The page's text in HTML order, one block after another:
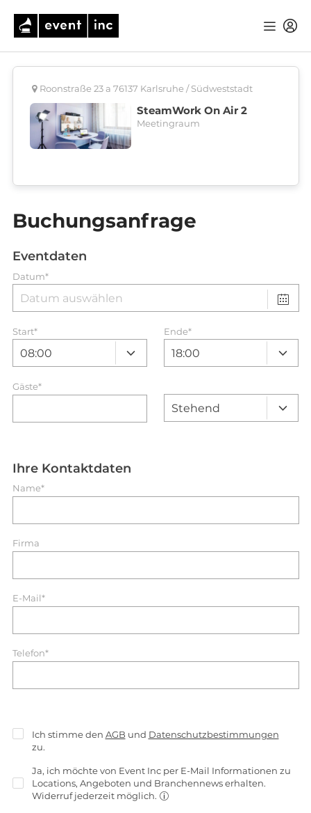
Roonstraße 23 a 76137 Karlsruhe / Südweststadt
SteamWork On Air 2
Meetingraum
Buchungsanfrage
Eventdaten
Datum*
Start* Ende*
Gäste*
Ihre Kontaktdaten
Name*
Firma
E-Mail*
Telefon*
Ich stimme den AGB und Datenschutzbestimmungen
zu.
Ja, ich möchte von Event Inc per E-Mail Informationen zu
Locations, Angeboten und Branchennews erhalten.
Widerruf jederzeit möglich.